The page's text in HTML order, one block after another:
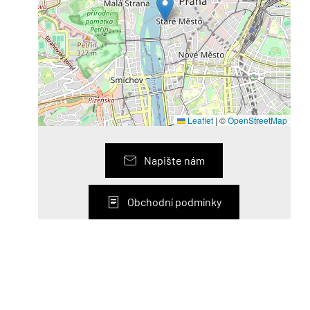
Leaflet | ©OpenStreetMap
Napište nám
Obchodní podmínky